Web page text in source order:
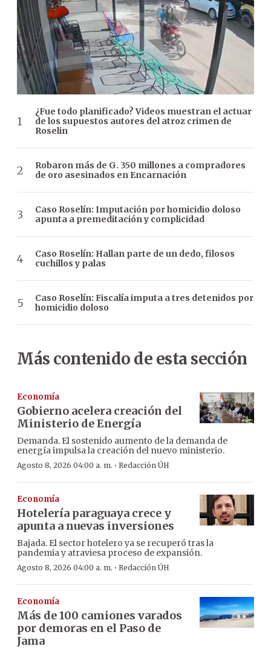
¿Fue todo planificado? Videos muestran el actuar
de los supuestos autores del atroz crimen de
Roselin
Robaron más de G. 350 millones a compradores
de oro asesinados en Encarnación
Caso Roselín: Imputación por homicidio doloso
apunta a premeditación y complicidad
Caso Roselín: Hallan parte de un dedo, filosos
cuchillos y palas
Caso Roselín: Fiscalía imputa a tres detenidos por
homicidio doloso
Más contenido de esta sección
Economía
Gobierno acelera creación del
Ministerio de Energía
Demanda. El sostenido aumento de la demanda de
energía impulsa la creación del nuevo ministerio.
Agosto 8, 2026 04:00 a. m. · Redacción ÚH
Economía
Hotelería paraguaya crece y
apunta a nuevas inversiones
Bajada. El sector hotelero ya se recuperó tras la
pandemia y atraviesa proceso de expansión.
Agosto 8, 2026 04:00 a. m. · Redacción ÚH
Economía
Más de 100 camiones varados
por demoras en el Paso de
Jama